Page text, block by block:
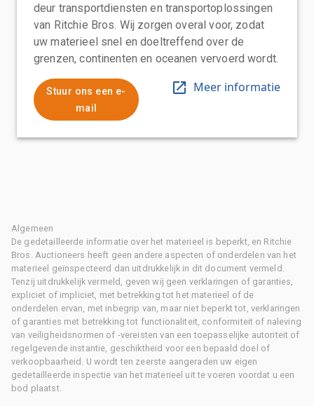
deur transportdiensten en transportoplossingen
van Ritchie Bros. Wij zorgen overal voor, zodat
uw materieel snel en doeltreffend over de
grenzen, continenten en oceanen vervoerd wordt.
Stuur ons een e-
mail
Meer informatie
Algemeen
De gedetailleerde informatie over het materieel is beperkt, en Ritchie
Bros. Auctioneers heeft geen andere aspecten of onderdelen van het
materieel geïnspecteerd dan uitdrukkelijk in dit document vermeld.
Tenzij uitdrukkelijk vermeld, geven wij geen verklaringen of garanties,
expliciet of impliciet, met betrekking tot het materieel of de
onderdelen ervan, met inbegrip van, maar niet beperkt tot, verklaringen
of garanties met betrekking tot functionaliteit, conformiteit of naleving
van veiligheidsnormen of -vereisten van een toepasselijke autoriteit of
regelgevende instantie, geschiktheid voor een bepaald doel of
verkoopbaarheid. U wordt ten zeerste aangeraden uw eigen
gedetailleerde inspectie van het materieel uit te voeren voordat u een
bod plaatst.